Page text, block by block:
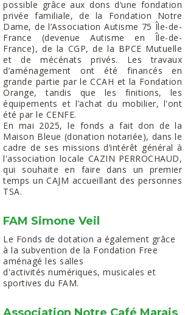
possible grâce aux dons d’une fondation
privée familiale, de la Fondation Notre
Dame, de l’Association Autisme 75 Île-de-
France (devenue Autisme en Île-de-
France), de la CGP, de la BPCE Mutuelle
et de mécénats privés. Les travaux
d’aménagement ont été financés en
grande partie par le CCAH et la Fondation
Orange, tandis que les finitions, les
équipements et l’achat du mobilier, l'ont
été par le CENFE.
En mai 2025, le fonds a fait don de la
Maison Bleue (donation notariée), dans le
cadre de ses missions d’intérêt général à
l'association locale CAZIN PERROCHAUD,
qui souhaite en faire dans un premier
temps un CAJM accueillant des personnes
TSA.
FAM Simone Veil
Le Fonds de dotation a également grâce
à la subvention de la Fondation Free
aménagé les salles
d'activités numériques, musicales et
sportives du FAM​.